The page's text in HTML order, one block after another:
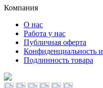
Компания
О нас
Работа у нас
Публичная оферта
Конфиденциальность
Подлинность товара